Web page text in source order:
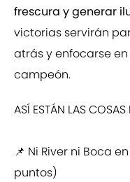
frescura y generar
victorias servirán
atrás y enfocarse
campeón.
ASÍ ESTÁN LAS
📌 Ni River ni Boca
puntos)